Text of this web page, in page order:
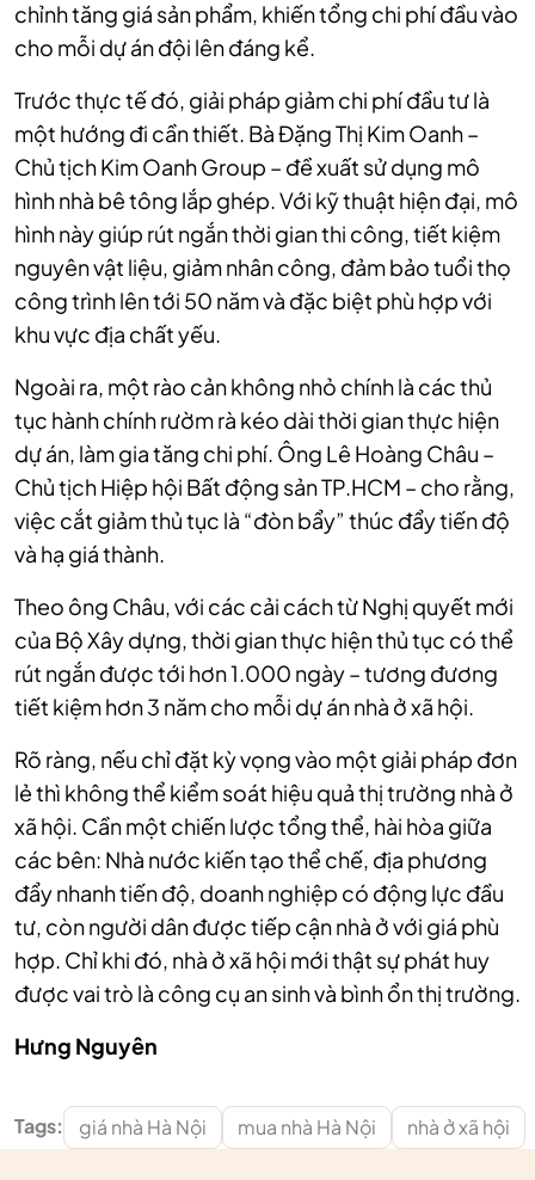
chỉnh tăng giá sản phẩm, khiến tổng chi phí đầu vào
cho mỗi dự án đội lên đáng kể.
Trước thực tế đó, giải pháp giảm chi phí đầu tư là
một hướng đi cần thiết. Bà Đặng Thị Kim Oanh –
Chủ tịch Kim Oanh Group – đề xuất sử dụng mô
hình nhà bê tông lắp ghép. Với kỹ thuật hiện đại, mô
hình này giúp rút ngắn thời gian thi công, tiết kiệm
nguyên vật liệu, giảm nhân công, đảm bảo tuổi thọ
công trình lên tới 50 năm và đặc biệt phù hợp với
khu vực địa chất yếu.
Ngoài ra, một rào cản không nhỏ chính là các thủ
tục hành chính rườm rà kéo dài thời gian thực hiện
dự án, làm gia tăng chi phí. Ông Lê Hoàng Châu –
Chủ tịch Hiệp hội Bất động sản TP.HCM – cho rằng,
việc cắt giảm thủ tục là “đòn bẩy” thúc đẩy tiến độ
và hạ giá thành.
Theo ông Châu, với các cải cách từ Nghị quyết mới
của Bộ Xây dựng, thời gian thực hiện thủ tục có thể
rút ngắn được tới hơn 1.000 ngày – tương đương
tiết kiệm hơn 3 năm cho mỗi dự án nhà ở xã hội.
Rõ ràng, nếu chỉ đặt kỳ vọng vào một giải pháp đơn
lẻ thì không thể kiểm soát hiệu quả thị trường nhà ở
xã hội. Cần một chiến lược tổng thể, hài hòa giữa
các bên: Nhà nước kiến tạo thể chế, địa phương
đẩy nhanh tiến độ, doanh nghiệp có động lực đầu
tư, còn người dân được tiếp cận nhà ở với giá phù
hợp. Chỉ khi đó, nhà ở xã hội mới thật sự phát huy
được vai trò là công cụ an sinh và bình ổn thị trường.
Hưng Nguyên
Tags: giá nhà Hà Nội mua nhà Hà Nội nhà ở xã hội